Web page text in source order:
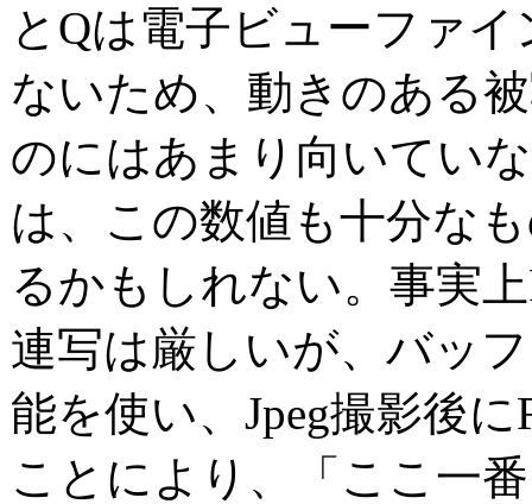
とQは電子ビューファ
ないため、動きのある
のにはあまり向いてい
は、この数値も十分な
るかもしれない。事実
連写は厳しいが、バッ
能を使い、Jpeg撮影後
ことにより、「ここ一